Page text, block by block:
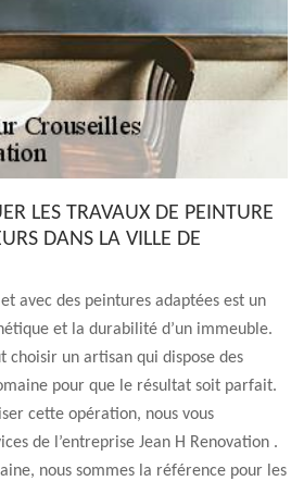
LES TRAVAUX DE PEINTURE
DANS LA VILLE DE
avec des peintures adaptées est un
et la durabilité d’un immeuble.
choisir un artisan qui dispose des
pour que le résultat soit parfait.
cette opération, nous vous
de l’entreprise Jean H Renovation .
nous sommes la référence pour les